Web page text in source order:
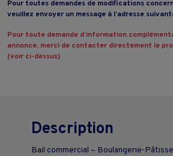
Pour toutes demandes de modifications
veuillez envoyer un message à l’adresse
Pour toute demande d’information
annonce, merci de contacter directement le
(voir ci-dessus)
Description
Bail commercial – Boulangerie-